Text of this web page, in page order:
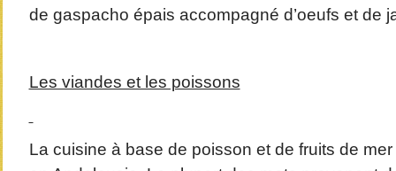
de gaspacho épais accompagné d’oeufs et de
Les viandes et les poissons
La cuisine à base de poisson et de fruits de